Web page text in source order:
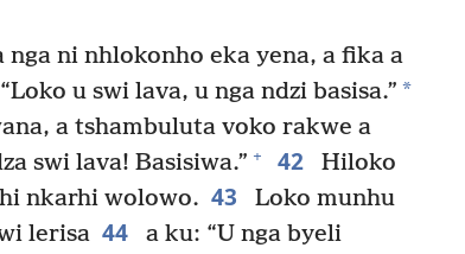
ni nhlokonho eka yena, a fika a
u swi lava, u nga ndzi basisa.” *
a tshambuluta voko rakwe a
swi lava! Basisiwa.” + 42
Hiloko
nkarhi wolowo. 43
Loko munhu
lerisa 44
a ku: “U nga byeli